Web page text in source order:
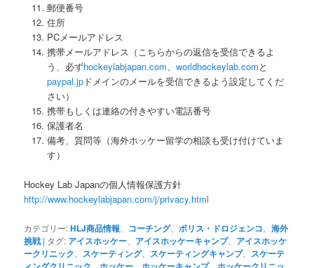
郵便番号
住所
PCメールアドレス
携帯メールアドレス（こちらからの返信を受信できるよ
う、必ずhockeylabjapan.com、 worldhockeylab.comと
paypal.jpドメインのメールを受信できるよう設定してくだ
さい）
携帯もしくは連絡の付きやすい電話番号
保護者名
備考、質問等（海外ホッケー留学の相談も受け付けていま
す）
Hockey Lab Japanの個人情報保護方針
http://www.hockeylabjapan.com/j/privacy.html
カテゴリー:HLJ商品情報 コーチング、 ボリス・ドロジェンコ 、海外
挑戦 | タグ: アイスホッケー アイスホッケーキャンプ、 アイスホッケ
ークリニック
スケーティング、 スケーティングキャンプ、
スケーテ
、 、 、